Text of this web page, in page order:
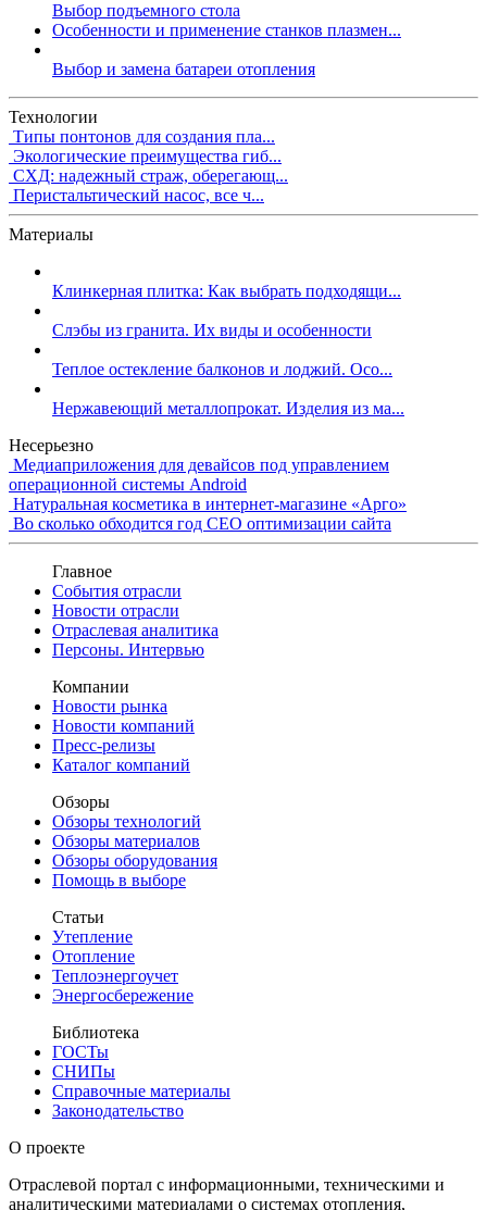
Выбор подъемного стола
Особенности и применение станков плазмен...
Выбор и замена батареи отопления
Технологии
Типы понтонов для создания пла...
Экологические преимущества гиб...
СХД: надежный страж, оберегающ...
Перистальтический насос, все ч...
Материалы
Клинкерная плитка: Как выбрать подходящи...
Слэбы из гранита. Их виды и особенности
Теплое остекление балконов и лоджий. Осо...
Нержавеющий металлопрокат. Изделия из ма...
Несерьезно
Медиаприложения для девайсов под управлением
операционной системы Android
Натуральная косметика в интернет-магазине «Арго»
Во сколько обходится год СЕО оптимизации сайта
Главное
События отрасли
Новости отрасли
Отраслевая аналитика
Персоны. Интервью
Компании
Новости рынка
Новости компаний
Пресс-релизы
Каталог компаний
Обзоры
Обзоры технологий
Обзоры материалов
Обзоры оборудования
Помощь в выборе
Статьи
Утепление
Отопление
Теплоэнергоучет
Энергосбережение
Библиотека
ГОСТы
СНИПы
Справочные материалы
Законодательство
О проекте
Отраслевой портал с информационными, техническими и
аналитическими материалами о системах отопления,